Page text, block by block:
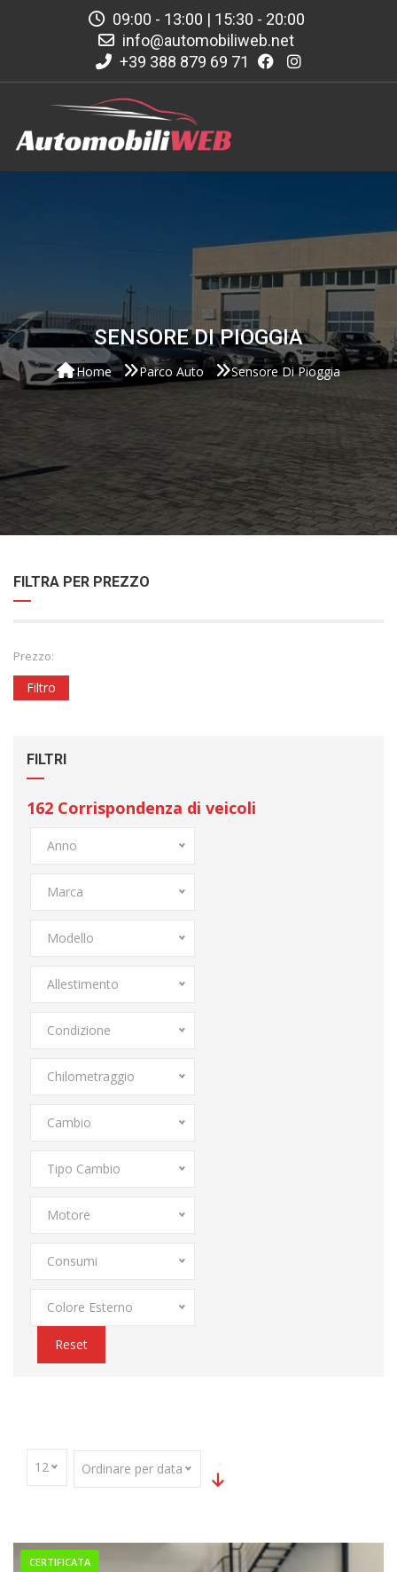
09:00 - 13:00 | 15:30 - 20:00
info@automobiliweb.net
+39 388 879 69 71
SENSORE DI PIOGGIA
Home Parco Auto Sensore Di Pioggia
FILTRA PER PREZZO
Prezzo:
Filtro
FILTRI
162 Corrispondenza di veicoli
Anno
Marca
Modello
Allestimento
Condizione
Chilometraggio
Cambio
Tipo Cambio
Motore
Consumi
Colore Esterno
Reset
12
Ordinare per data
CERTIFICATA